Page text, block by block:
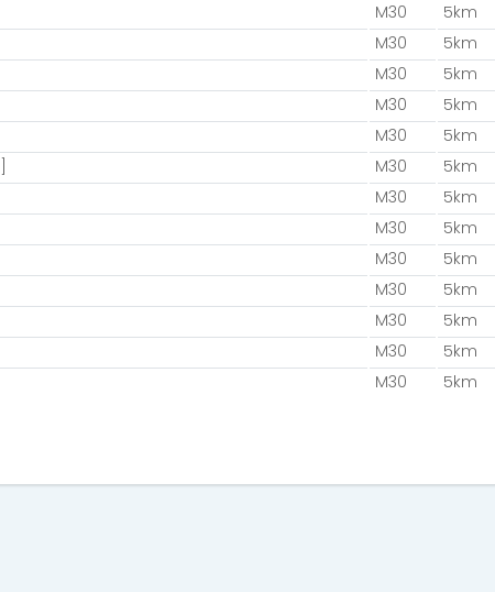
M30 5km
M30 5km
M30 5km
M30 5km
M30 5km
M30 5km
M30 5km
M30 5km
M30 5km
M30 5km
M30 5km
M30 5km
M30 5km